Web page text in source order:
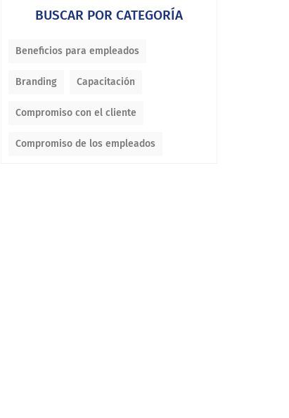
BUSCAR POR CATEGORÍA
Beneficios para empleados
Branding Capacitación
Compromiso con el cliente
Compromiso de los empleados